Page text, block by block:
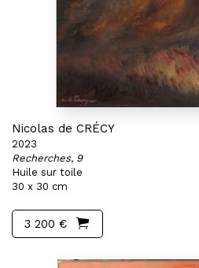
Nicolas de CRÉCY
2023
Recherches, 9
Huile sur toile
30 x 30 cm
3 200 €